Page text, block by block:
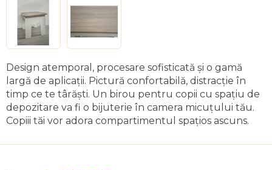
Design atemporal, procesare sofisticată și o gamă
largă de aplicații. Pictură confortabilă, distracție în
timp ce te târăști. Un birou pentru copii cu spațiu de
depozitare va fi o bijuterie în camera micuțului tău.
Copiii tăi vor adora compartimentul spațios ascuns.